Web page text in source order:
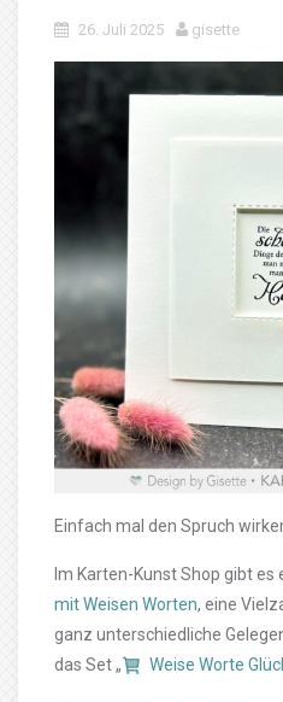
26. Juli 2025 gisette
Einfach mal den Spruch
Im Karten-Kunst Shop gibt es
mit Weisen Worten, eine
ganz unterschiedliche
das Set „
Weise Worte